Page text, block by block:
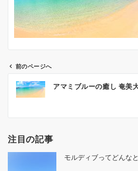
ビ
ー
シ
前のページへ
アマミブルーの癒し 奄美
注目の記事
モルディブってどんな